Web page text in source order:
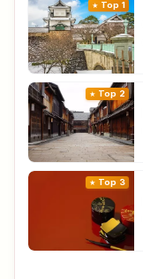
Top 1
Top 2
Top 3